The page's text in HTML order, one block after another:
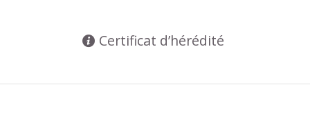
Certificat d’hérédité